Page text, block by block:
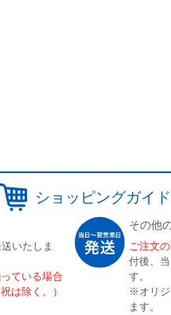
ショッピングガイド
いたしま
ている場合
は除く。）
その他
ご注文
付後、
す。
※オリジ
ます。